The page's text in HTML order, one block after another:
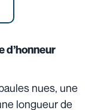
d’honneur
nues, une
longueur de